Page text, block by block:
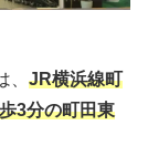
JR横浜線町
3分の町田東